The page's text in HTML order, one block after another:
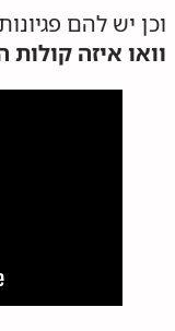
וכן יש להם
וואו איזה קולות